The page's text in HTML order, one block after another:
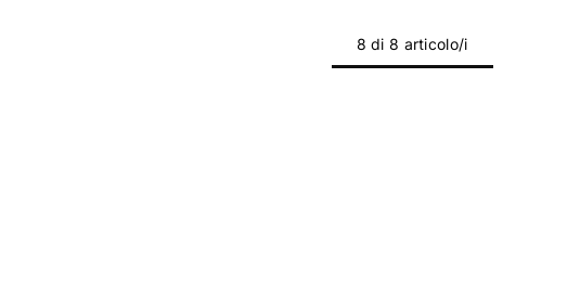
8 di 8 articolo/i